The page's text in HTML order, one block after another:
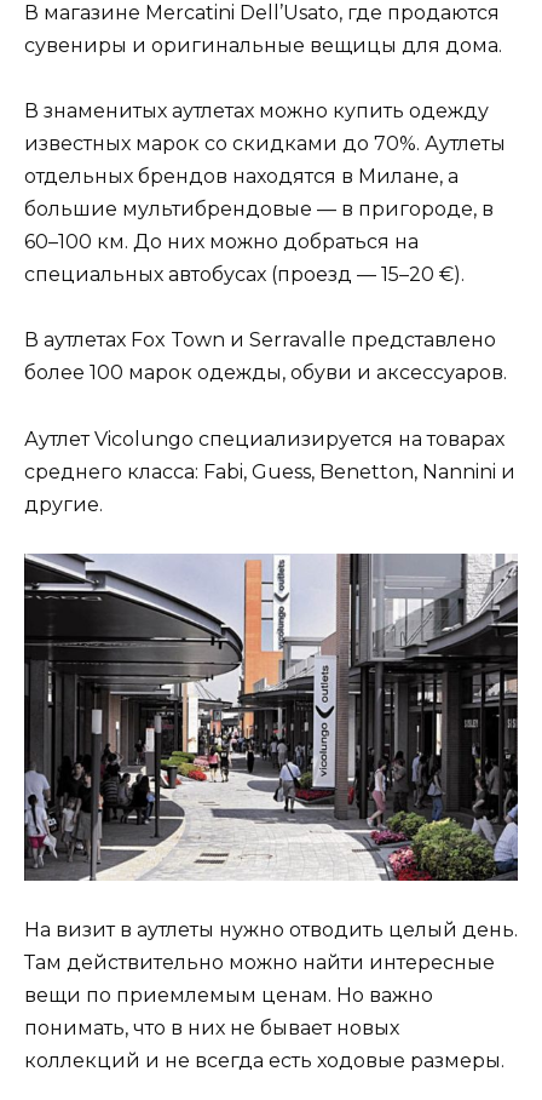
В магазине Mercatini Dell’Usato, где продаются
сувениры и оригинальные вещицы для дома.
В знаменитых аутлетах можно купить одежду
известных марок со скидками до 70%. Аутлеты
отдельных брендов находятся в Милане, а
большие мультибрендовые — в пригороде, в
60–100 км. До них можно добраться на
специальных автобусах (проезд — 15–20 €).
В аутлетах Fox Town и Serravalle представлено
более 100 марок одежды, обуви и аксессуаров.
Аутлет Vicolungo специализируется на товарах
среднего класса: Fabi, Guess, Benetton, Nannini и
другие.
На визит в аутлеты нужно отводить целый день.
Там действительно можно найти интересные
вещи по приемлемым ценам. Но важно
понимать, что в них не бывает новых
коллекций и не всегда есть ходовые размеры.